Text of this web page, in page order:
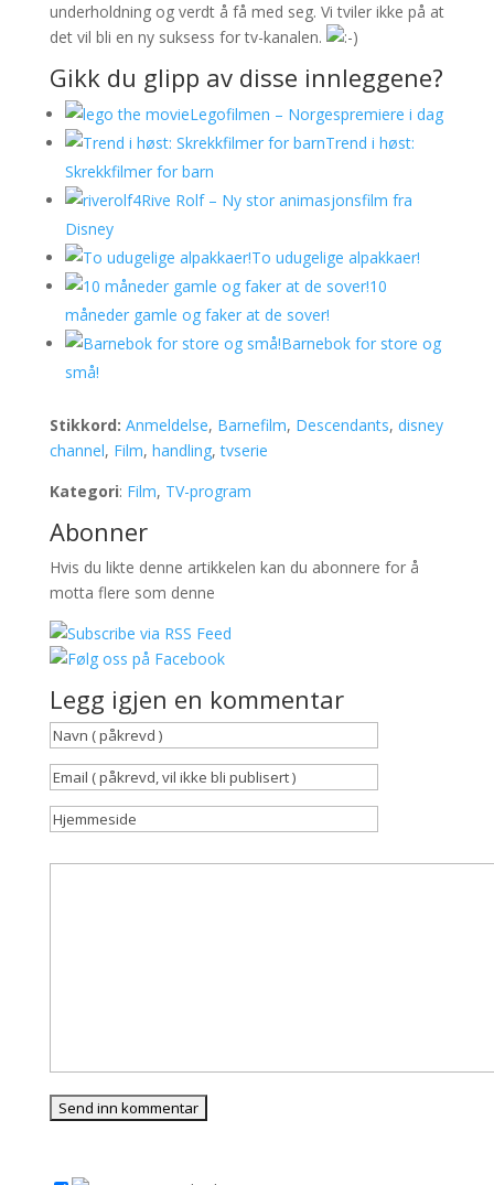
underholdning og verdt å få med seg. Vi tviler ikke på at
det vil bli en ny suksess for tv-kanalen.
Gikk du glipp av disse innleggene?
Legofilmen – Norgespremiere i dag
Trend i høst:
Skrekkfilmer for barn
Rive Rolf – Ny stor animasjonsfilm fra
Disney
To udugelige alpakkaer!
10
måneder gamle og faker at de sover!
Barnebok for store og
små!
Stikkord: Anmeldelse, Barnefilm, Descendants, disney
channel, Film, handling,tvserie
Kategori: Film, TV-program
Abonner
Hvis du likte denne artikkelen kan du abonnere for å
motta flere som denne
Legg igjen en kommentar